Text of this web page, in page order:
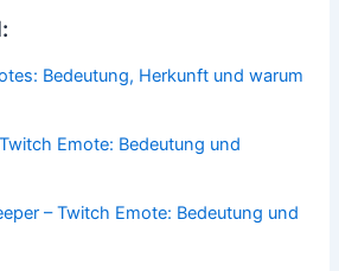
Bedeutung, Herkunft und warum
Emote: Bedeutung und
– Twitch Emote: Bedeutung und